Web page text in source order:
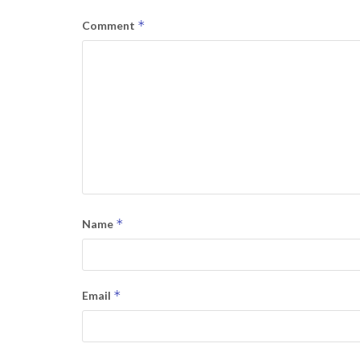
Comment *
Name *
Email *